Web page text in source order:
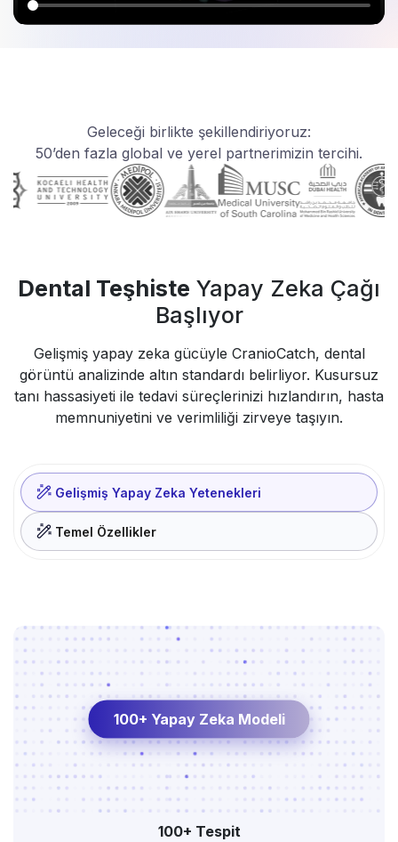
Geleceği birlikte şekillendiriyoruz:
50’den fazla global ve yerel partnerimizin tercihi.
Dental Teşhiste Yapay Zeka Çağı
Başlıyor
Gelişmiş yapay zeka gücüyle CranioCatch, dental
görüntü analizinde altın standardı belirliyor. Kusursuz
tanı hassasiyeti ile tedavi süreçlerinizi hızlandırın, hasta
memnuniyetini ve verimliliği zirveye taşıyın.
Gelişmiş Yapay Zeka Yetenekleri
Temel Özellikler
100+ Yapay Zeka Modeli
100+ Tespit